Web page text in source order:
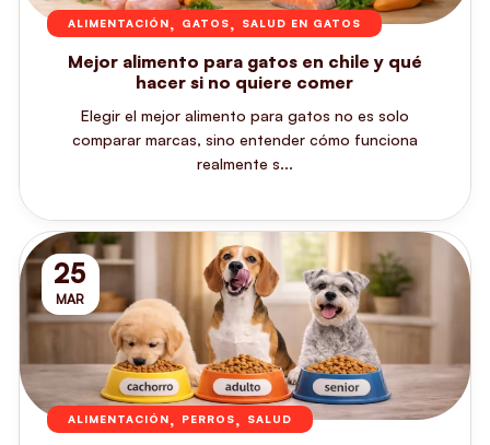
ALIMENTACIÓN, GATOS, SALUD EN GATOS
Mejor alimento para gatos en chile y qué
hacer si no quiere comer
Elegir el mejor alimento para gatos no es solo
comparar marcas, sino entender cómo funciona
realmente s...
25
MAR
ALIMENTACIÓN, PERROS, SALUD